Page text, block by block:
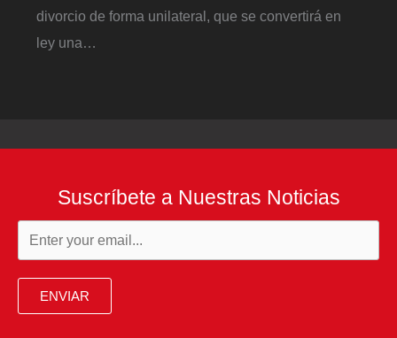
divorcio de forma unilateral, que se convertirá en
ley una…
Suscríbete a Nuestras Noticias
ENVIAR